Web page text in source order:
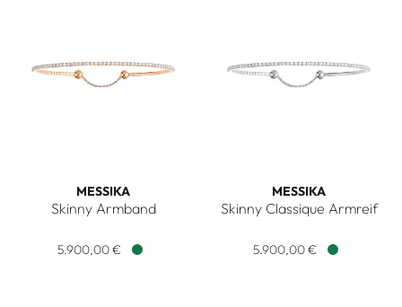
MESSIKA
Skinny Armband
5.900,00 €
MESSIKA
Skinny Classique Armreif
5.900,00 €